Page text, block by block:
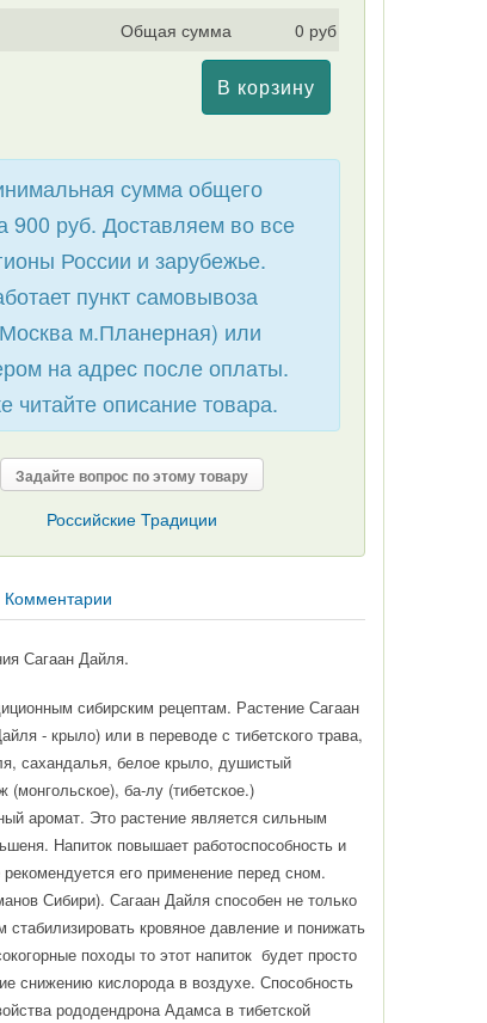
Общая сумма
0 руб
сумма общего
900 руб. Доставляем во все
России и зарубежье.
пункт самовывоза
м.Планерная) или
на адрес после оплаты.
читайте описание товара.
Задайте вопрос по этому товару
Российские Традиции
Комментарии
Сагаан Дайля.
сибирским рецептам. Растение Сагаан
- крыло) или в переводе с тибетского трава,
сахандалья, белое крыло, душистый
ба-лу (тибетское.)
аромат. Это растение является сильным
Напиток повышает работоспособность и
его применение перед сном.
Сибири). Сагаан Дайля способен не только
кровяное давление и понижать
походы то этот напиток будет просто
снижению кислорода в воздухе. Способность
рододендрона Адамса в тибетской